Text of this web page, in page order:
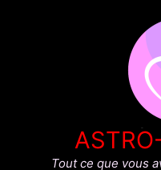
Tout ce que vous